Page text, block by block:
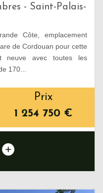
- Saint-Palais-
Côte, emplacement
de Cordouan pour cette
neuve avec toutes les
170...
Prix
1 254 750 €